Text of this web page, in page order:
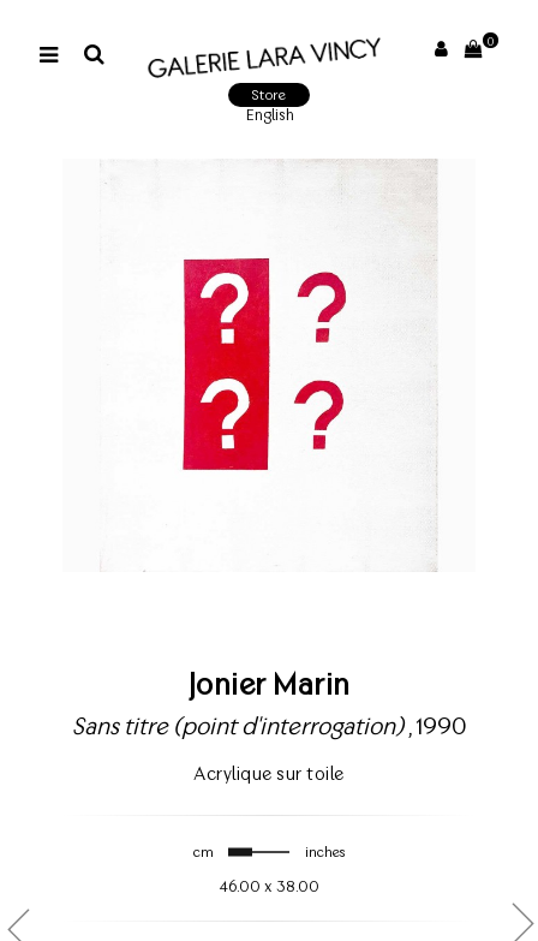
0
Store
English
Jonier Marin
Sans titre (point d'interrogation), 1990
Acrylique sur toile
cm inches
46.00 x 38.00